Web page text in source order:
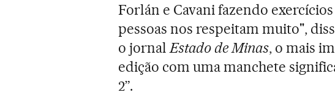
Forlán e Cavani fazendo
pessoas nos respeitam muito",
o jornalEstado de Minas, o mais
edição com uma manchete
2”.